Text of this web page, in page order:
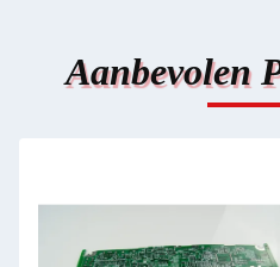
Aanbevolen